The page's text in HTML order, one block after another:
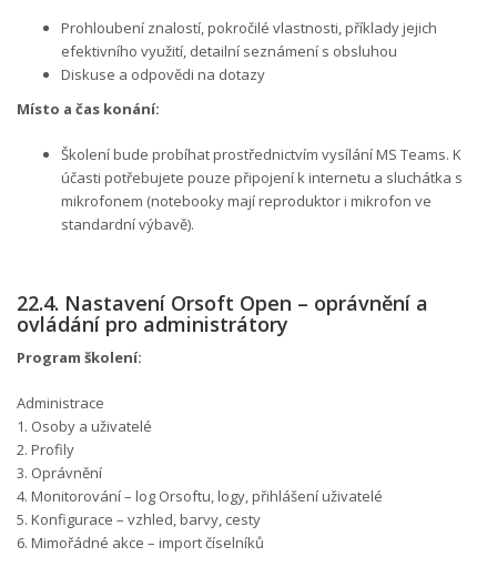
Prohloubení znalostí, pokročilé vlastnosti, příklady jejich
efektivního využití, detailní seznámení s obsluhou
Diskuse a odpovědi na dotazy
Místo a čas konání:
Školení bude probíhat prostřednictvím vysílání MS Teams. K
účasti potřebujete pouze připojení k internetu a sluchátka s
mikrofonem (notebooky mají reproduktor i mikrofon ve
standardní výbavě).
22.4. Nastavení Orsoft Open – oprávnění a
ovládání pro administrátory
Program školení:
Administrace
1. Osoby a uživatelé
2. Profily
3. Oprávnění
4. Monitorování – log Orsoftu, logy, přihlášení uživatelé
5. Konfigurace – vzhled, barvy, cesty
6. Mimořádné akce – import číselníků